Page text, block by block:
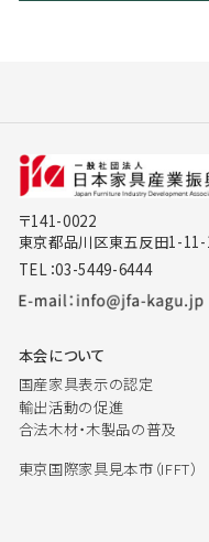
〒141-0022
東京都品川区東五反田1-
TEL：03-5449-6444
本会について
国産家具表示の認定
輸出活動の促進
合法木材・木製品の普及
東京国際家具見本市（IFFT）